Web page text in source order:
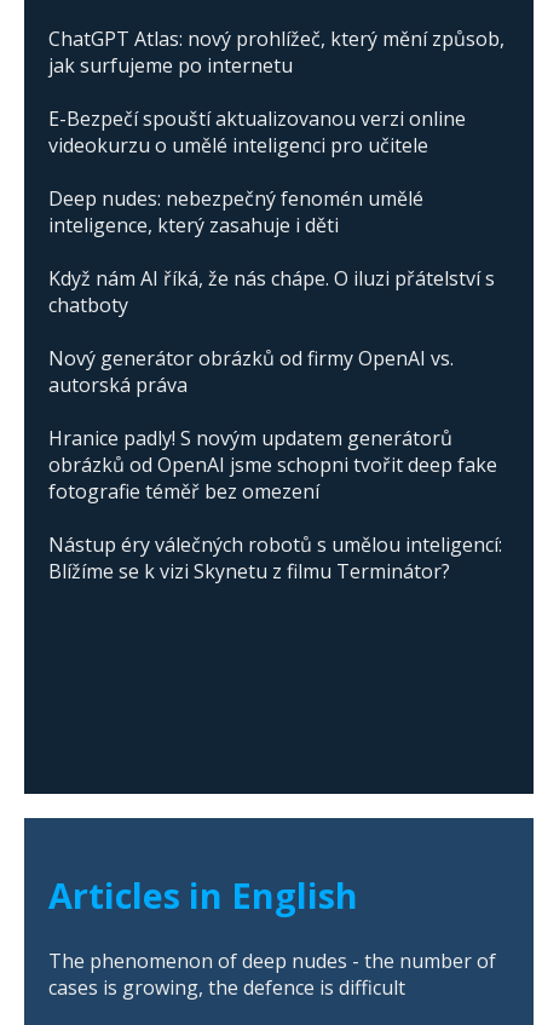
ChatGPT Atlas: nový prohlížeč, který mění způsob,
jak surfujeme po internetu
E-Bezpečí spouští aktualizovanou verzi online
videokurzu o umělé inteligenci pro učitele
Deep nudes: nebezpečný fenomén umělé
inteligence, který zasahuje i děti
Když nám AI říká, že nás chápe. O iluzi přátelství s
chatboty
Nový generátor obrázků od firmy OpenAI vs.
autorská práva
Hranice padly! S novým updatem generátorů
obrázků od OpenAI jsme schopni tvořit deep fake
fotografie téměř bez omezení
Nástup éry válečných robotů s umělou inteligencí:
Blížíme se k vizi Skynetu z filmu Terminátor?
Articles in English
The phenomenon of deep nudes - the number of
cases is growing, the defence is difficult